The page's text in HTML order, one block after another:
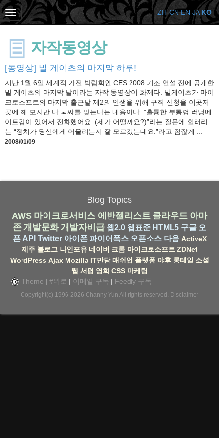
자작동영상
[동영상] 빌 게이츠의 마지막 하루!
지난 1월 6일 세계적 가전 박람회인 CES 2008 기조 연설 전에 공개한
빌 게이츠의 마지막 날이라는 자작 동영상이 화제다. 빌게이츠가 마이
크로소프트의 마지막 출근날 제2의 인생을 위해 구직 신청을 이곳저
곳에 해 보지만 다 퇴짜를 맞는다는 내용이다. "훌륭한 부통령 러닝메
이트감이 있어서 전화했어요. (제가 어떨까요?)”라는 질문에 힐러리
는 “정치가 당신에게 어울리는지 잘 모르겠는데요.”라고 점잖게 ...
2008/01/09
Blog Topics
AWS 마이크로서비스 에반젤리스트 클라우드 아마
존 개발문화 개발자비급 웹2.0 웹표준 HTML5 구글 오
픈 API Twitter 아이폰 파이어폭스 오픈소스 다음 ActiveX
제주 블로그 나인포유 네이버 크롬 마이크로소프트 ZDNet
WordPress Ajax Mozilla IT만담 매쉬업 플랫폼 야후 롱테일 소셜
웹 서평 영화 CSS 마케팅
Theme | #위로 | 이메일 구독 | Feedly 구독
Copyright(c) 1996-2026 Channy Yun All rights reserved. Disclaimer
ZH-CN EN JA KO